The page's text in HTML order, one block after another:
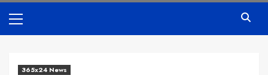
Menu
365x24 News